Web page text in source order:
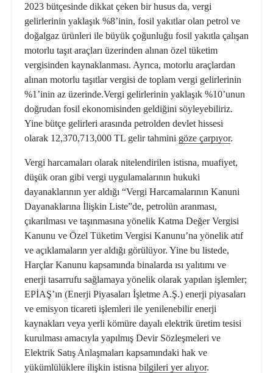
2023 bütçesinde dikkat çeken bir husus da, vergi
gelirlerinin yaklaşık %8’inin, fosil yakıtlar olan petrol ve
doğalgaz ürünleri ile büyük çoğunluğu fosil yakıtla çalışan
motorlu taşıt araçları üzerinden alınan özel tüketim
vergisinden kaynaklanması. Ayrıca, motorlu araçlardan
alınan motorlu taşıtlar vergisi de toplam vergi gelirlerinin
%1’inin az üzerinde.Vergi gelirlerinin yaklaşık %10’unun
doğrudan fosil ekonomisinden geldiğini söyleyebiliriz.
Yine bütçe gelirleri arasında petrolden devlet hissesi
olarak 12,370,713,000 TL gelir tahmini göze çarpıyor.
Vergi harcamaları olarak nitelendirilen istisna, muafiyet,
düşük oran gibi vergi uygulamalarının hukuki
dayanaklarının yer aldığı “Vergi Harcamalarının Kanuni
Dayanaklarına İlişkin Liste”de, petrolün aranması,
çıkarılması ve taşınmasına yönelik Katma Değer Vergisi
Kanunu ve Özel Tüketim Vergisi Kanunu’na yönelik atıf
ve açıklamaların yer aldığı görülüyor. Yine bu listede,
Harçlar Kanunu kapsamında binalarda ısı yalıtımı ve
enerji tasarrufu sağlamaya yönelik olarak yapılan işlemler;
EPİAŞ’ın (Enerji Piyasaları İşletme A.Ş.) enerji piyasaları
ve emisyon ticareti işlemleri ile yenilenebilir enerji
kaynakları veya yerli kömüre dayalı elektrik üretim tesisi
kurulması amacıyla yapılmış Devir Sözleşmeleri ve
Elektrik Satış Anlaşmaları kapsamındaki hak ve
yükümlülüklere ilişkin istisna bilgileri yer alıyor.